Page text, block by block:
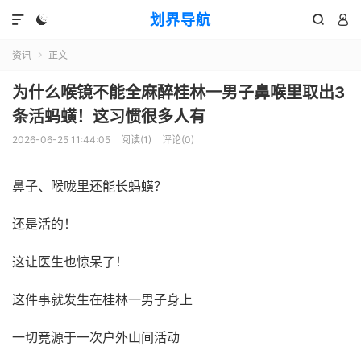
划界导航
  

资讯  正文
为什么喉镜不能全麻醉桂林一男子鼻喉里取出3
条活蚂蟥！这习惯很多人有
2026-06-25 11:44:05 阅读(1 ) 评论(0)
鼻子、喉咙里还能长蚂蟥？
还是活的！
这让医生也惊呆了！
这件事就发生在桂林一男子身上
一切竟源于一次户外山间活动